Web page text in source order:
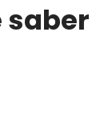
saber